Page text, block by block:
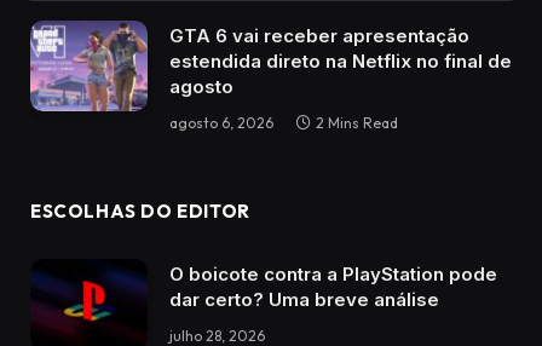
GTA 6 vai receber apresentação
estendida direto na Netflix no final de
agosto
agosto 6, 2026 2 Mins Read
ESCOLHAS DO EDITOR
O boicote contra a PlayStation pode
dar certo? Uma breve análise
julho 28, 2026